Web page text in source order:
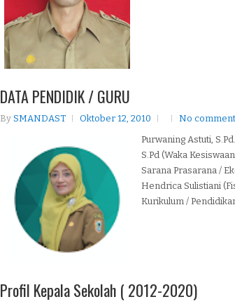
DATA PENDIDIK / GURU
By SMANDAST Oktober 12, 2010
No
Purwaning Astuti,
S.Pd (Waka
Sarana Prasarana /
Hendrica Sulistiani
Kurikulum /
Profil Kepala Sekolah ( 2012-2020)